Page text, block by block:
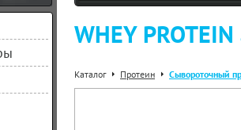
WHEY
Каталог Протеин Сывороточный